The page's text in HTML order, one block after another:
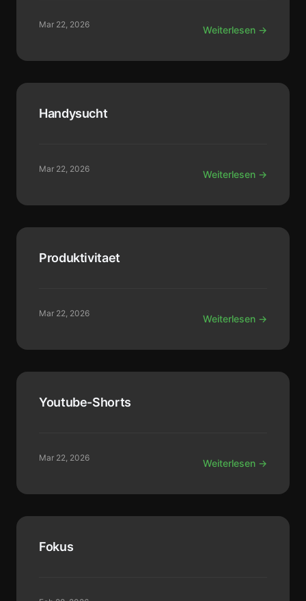
Mar 22, 2026 Weiterlesen →
Handysucht
Mar 22, 2026 Weiterlesen →
Produktivitaet
Mar 22, 2026 Weiterlesen →
Youtube-Shorts
Mar 22, 2026 Weiterlesen →
Fokus